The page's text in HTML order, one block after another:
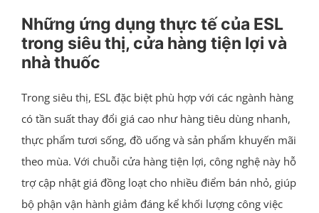
Những ứng dụng thực tế của ESL
trong siêu thị, cửa hàng tiện lợi và
nhà thuốc
Trong siêu thị, ESL đặc biệt phù hợp với các ngành hàng
có tần suất thay đổi giá cao như hàng tiêu dùng nhanh,
thực phẩm tươi sống, đồ uống và sản phẩm khuyến mãi
theo mùa. Với chuỗi cửa hàng tiện lợi, công nghệ này hỗ
trợ cập nhật giá đồng loạt cho nhiều điểm bán nhỏ, giúp
bộ phận vận hành giảm đáng kể khối lượng công việc